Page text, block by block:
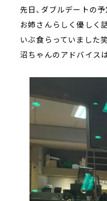
先日、ダブルデートの
お姉さんらしく優しく
いぶ食らっていました
沼ちゃんのアドバイス